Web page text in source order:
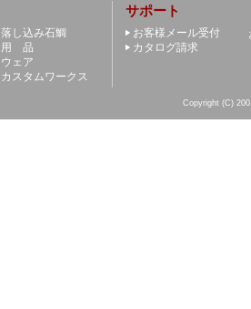
落し込み石鯛
用 品
ウェア
カスタムワークス
サポート
お客様メール受付
カタログ請求
Copyright (C)